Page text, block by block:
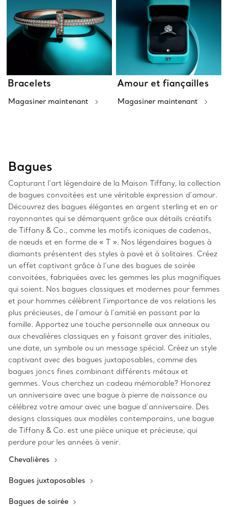
Bracelets
Magasiner maintenant
Amour et fiançailles
Magasiner maintenant
Bagues
Capturant l’art légendaire de la Maison Tiffany, la collection
de bagues convoitées est une véritable expression d’amour.
Découvrez des bagues élégantes en argent sterling et en or
rayonnantes qui se démarquent grâce aux détails créatifs
de Tiffany & Co., comme les motifs iconiques de cadenas,
de nœuds et en forme de « T ». Nos légendaires bagues à
diamants présentent des styles à pavé et à solitaires. Créez
un effet captivant grâce à l’une des bagues de soirée
convoitées, fabriquées avec les gemmes les plus magnifiques
qui soient. Nos bagues classiques et modernes pour femmes
et pour hommes célèbrent l’importance de vos relations les
plus précieuses, de l’amour à l’amitié en passant par la
famille. Apportez une touche personnelle aux anneaux ou
aux chevalières classiques en y faisant graver des initiales,
une date, un symbole ou un message spécial. Créez un style
captivant avec des bagues juxtaposables, comme des
bagues joncs fines combinant différents métaux et
gemmes. Vous cherchez un cadeau mémorable? Honorez
un anniversaire avec une bague à pierre de naissance ou
célébrez votre amour avec une bague d’anniversaire. Des
designs classiques aux modèles contemporains, une bague
de Tiffany & Co. est une pièce unique et précieuse, qui
perdure pour les années à venir.
Chevalières
Bagues juxtaposables
Bagues de soirée